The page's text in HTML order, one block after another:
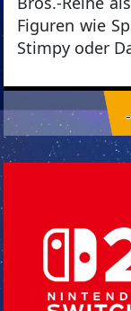
Figuren wie
Stimpy oder